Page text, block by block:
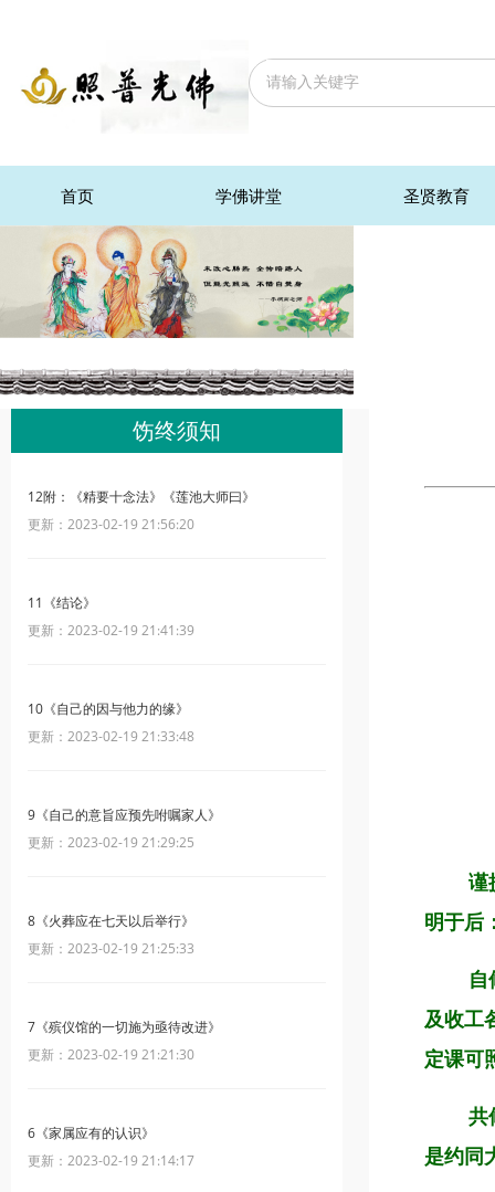
首页 学佛讲堂 圣贤教育
饬终须知
12附：《精要十念法》《莲池大师曰》
更新：2023-02-19 21:56:20
11《结论》
更新：2023-02-19 21:41:39
10《自己的因与他力的缘》
更新：2023-02-19 21:33:48
9《自己的意旨应预先咐嘱家人》
更新：2023-02-19 21:29:25
8《火葬应在七天以后举行》
更新：2023-02-19 21:25:33
7《殡仪馆的一切施为亟待改进》
更新：2023-02-19 21:21:30
6《家属应有的认识》
更新：2023-02-19 21:14:17
谨
明于后
自
及收工
定课可
共
是约同